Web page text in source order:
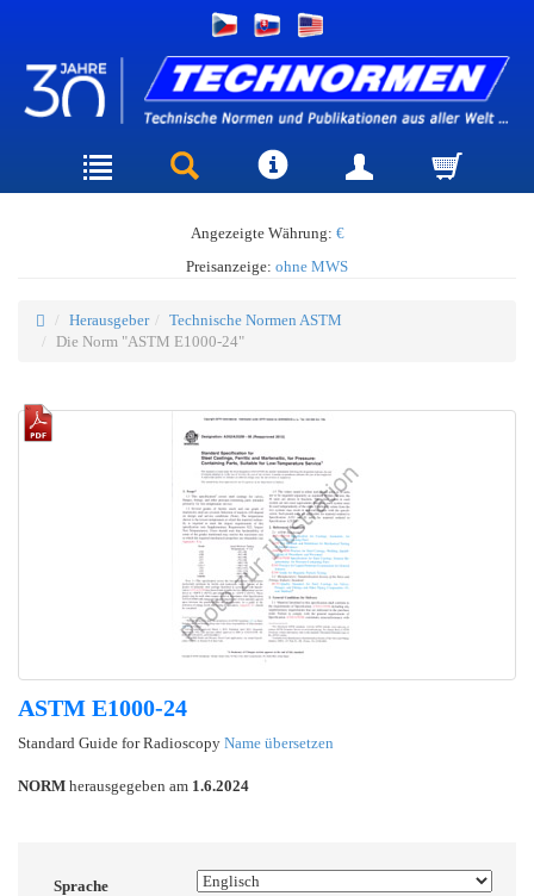
Angezeigte Währung: €
Preisanzeige: ohne MWS
Herausgeber
Technische Normen ASTM
Die Norm "ASTM E1000-24"
ASTM E1000-24
Standard Guide for Radioscopy Name übersetzen
NORM herausgegeben am 1.6.2024
Sprache